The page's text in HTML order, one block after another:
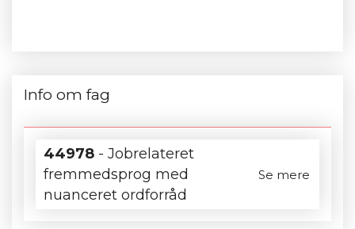
Info om fag
44978 - Jobrelateret
fremmedsprog med
nuanceret ordforråd
Se mere